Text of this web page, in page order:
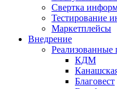
Свертка
Тестирование
Маркетплейсы
Внедрение
Реализованные
КДМ
Благовест